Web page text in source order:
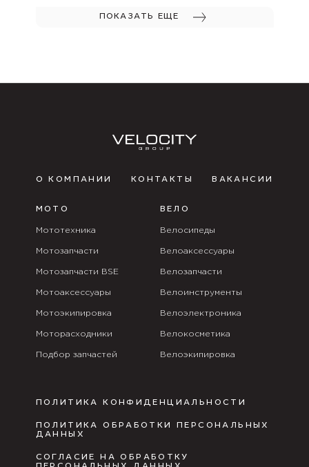
ПОКАЗАТЬ ЕЩЕ
О КОМПАНИИ КОНТАКТЫ ВАКАНСИИ
МОТО
Мототехника
Мотозапчасти
Мотозапчасти BSE
Мотоаксессуары
Мотоэкипировка
Моторасходники
Подбор запчастей
ВЕЛО
Велосипеды
Велоаксессуары
Велозапчасти
Велоинструменты
Велоэлектроника
Велокосметика
Велоэкипировка
ПОЛИТИКА КОНФИДЕНЦИАЛЬНОСТИ
ПОЛИТИКА ОБРАБОТКИ ПЕРСОНАЛЬНЫХ
ДАННЫХ
СОГЛАСИЕ НА ОБРАБОТКУ